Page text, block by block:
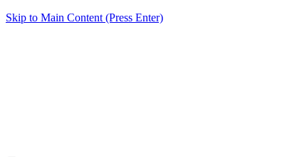
Skip to Main Content (Press Enter)